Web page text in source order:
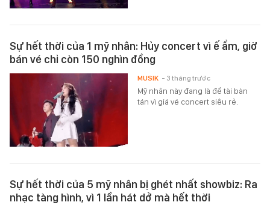
Sự hết thời của 1 mỹ nhân: Hủy concert vì ế ẩm, giờ
bán vé chỉ còn 150 nghìn đồng
Mỹ nhân này đang là đề tài bàn
tán vì giá vé concert siêu rẻ.
MUSIK - 3 tháng trước
Sự hết thời của 5 mỹ nhân bị ghét nhất showbiz: Ra
nhạc tàng hình, vì 1 lần hát dở mà hết thời